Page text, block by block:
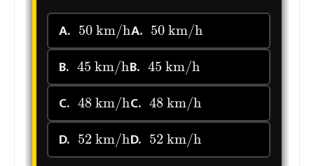
A.
50km/h
A.
50km/h
B.
45km/h
B.
45km/h
C.
48km/h
C.
48km/h
D.
52km/h
D.
52km/h